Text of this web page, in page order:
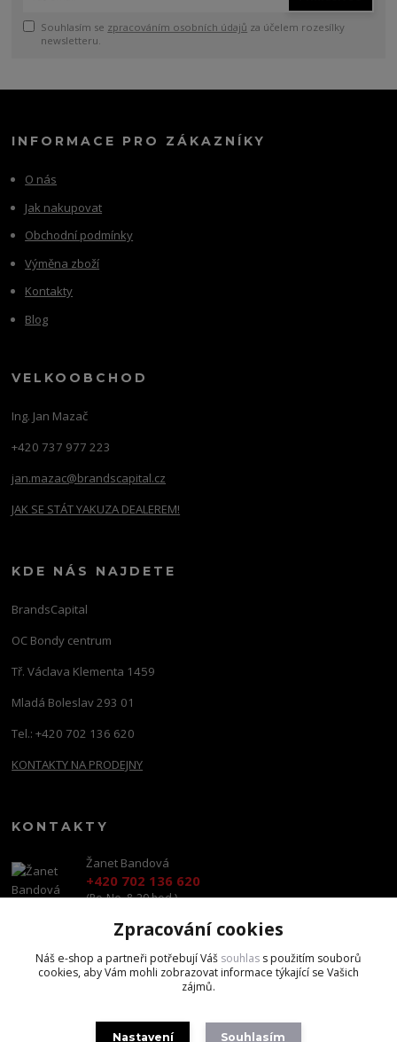
Souhlasím se zpracováním osobních údajů za účelem rozesílky
newsletteru.
INFORMACE PRO ZÁKAZNÍKY
O nás
Jak nakupovat
Obchodní podmínky
Výměna zboží
Kontakty
Blog
VELKOOBCHOD
Ing. Jan Mazač
+420 737 977 223
jan.mazac@brandscapital.cz
JAK SE STÁT YAKUZA DEALEREM!
KDE NÁS NAJDETE
BrandsCapital
OC Bondy centrum
Tř. Václava Klementa 1459
Mladá Boleslav 293 01
Tel.: +420 702 136 620
KONTAKTY NA PRODEJNY
KONTAKTY
Žanet Bandová
+420 702 136 620
(Po-Ne, 8-20 hod.)
shop@brandscapital.cz
Zpracování cookies
Náš e-shop a partneři potřebují Váš souhlas s použitím souborů
cookies, aby Vám mohli zobrazovat informace týkající se Vašich
zájmů.
Nastavení Souhlasím